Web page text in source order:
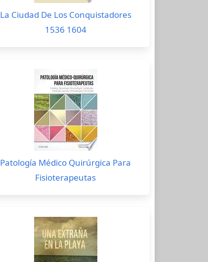
La Ciudad De Los Conquistadores
1536 1604
Patología Médico Quirúrgica Para
Fisioterapeutas